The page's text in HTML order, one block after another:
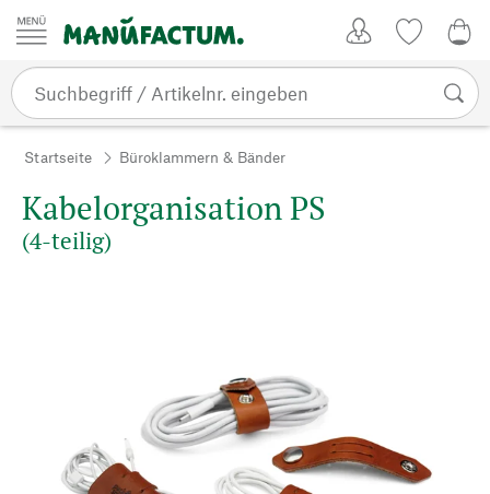
Zum Inhalt springen
Startseite Büroklammern & Bänder
Kabelorganisation PS
(4-teilig)